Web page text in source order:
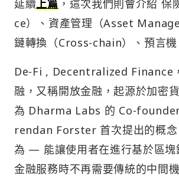
延續上篇，這次我們則會介紹
ce）、資產管理（Asset
鏈轉換（Cross-chain）、預言機
De-Fi , Decentralized Finance
融，又稱開放金融，起源於加密
為 Dharma Labs 的 Co-
rendan Forster 首次提出的概念
為 — 能讓使用者在進行基於區塊
金融服務時不再需要傳統的中間